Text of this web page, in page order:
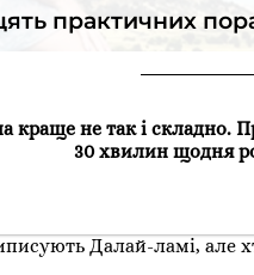
практичних
краще не так і складно.
30 хвилин щодня
Далай-ламі, але